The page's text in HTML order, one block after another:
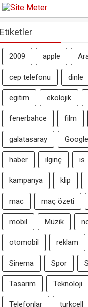
Etiketler
2009 apple
cep telefonu dinle
egitim ekolojik
fenerbahce film
galatasaray Google
haber ilginç is
kampanya klip
mac maç özeti
mobil Müzik
otomobil reklam
Sinema Spor
Tasarım Teknoloji
Telefonlar turkcell